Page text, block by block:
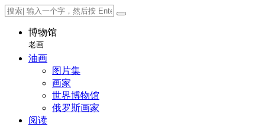
博物馆
老画
油画
图片集
画家
世界博物馆
俄罗斯画家
阅读